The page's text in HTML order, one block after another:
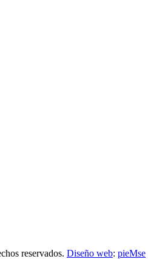
reservados. Diseño web: pieMse